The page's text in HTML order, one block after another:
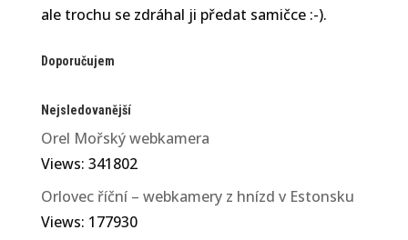
ale trochu se zdráhal ji předat samičce :-).
Doporučujem
Nejsledovanější
Orel Mořský webkamera
Views: 341802
Orlovec říční – webkamery z hnízd v Estonsku
Views: 177930